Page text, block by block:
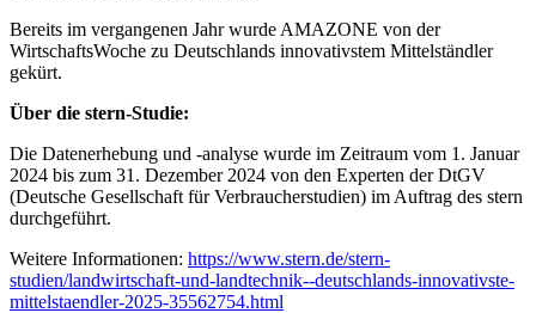
Bereits im vergangenen Jahr wurde AMAZONE von der
WirtschaftsWoche zu Deutschlands innovativstem Mittelständler
gekürt.
Über die stern-Studie:
Die Datenerhebung und -analyse wurde im Zeitraum vom 1. Januar
2024 bis zum 31. Dezember 2024 von den Experten der DtGV
(Deutsche Gesellschaft für Verbraucherstudien) im Auftrag des stern
durchgeführt.
Weitere Informationen: https://www.stern.de/stern-
studien/landwirtschaft-und-landtechnik--deutschlands-innovativste-
mittelstaendler-2025-35562754.html